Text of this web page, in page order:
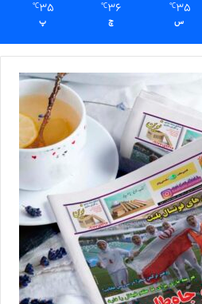
35
℃
س
36
℃
چ
35
℃
پ